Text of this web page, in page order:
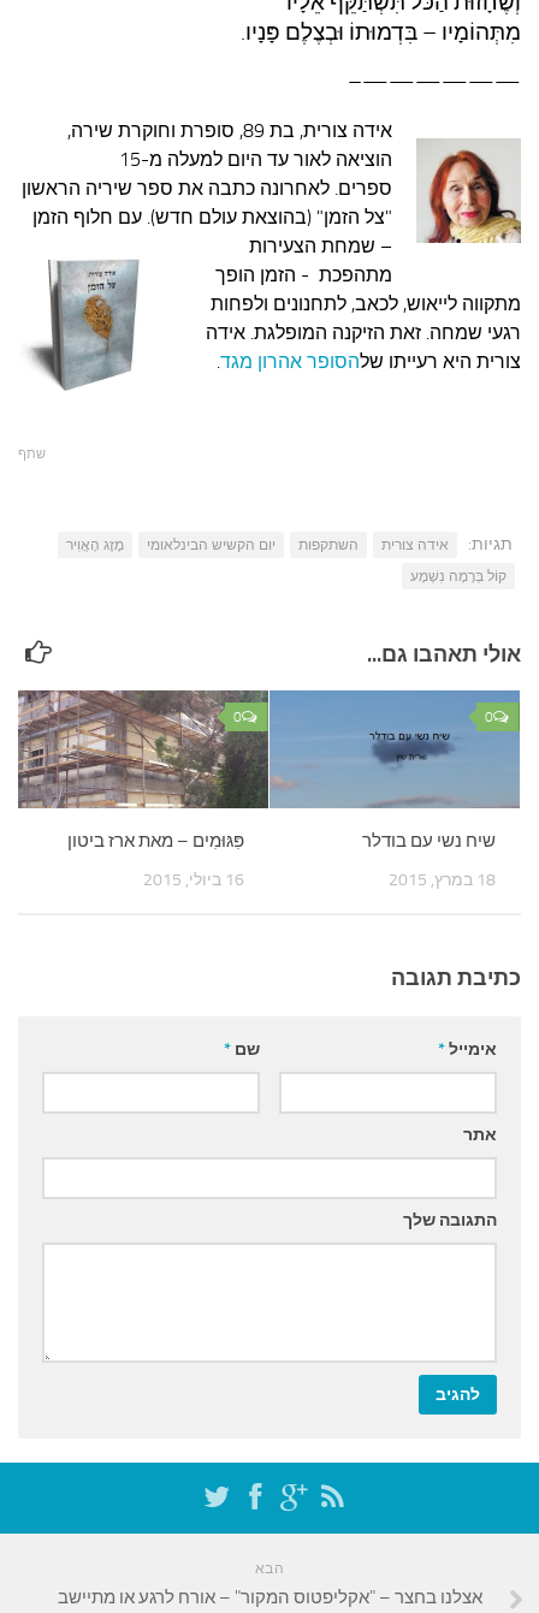
מִתְּהוֹמָיו – בִּדְמוּתוֹ וּבְצֶלֶם פָּנָיו.
——————–
אידה צורית, בת 89,
סופרת וחוקרת שירה,
הוציאה לאור עד היום למעלה מ-15
ספרים. לאחרונה כתבה את ספר שיריה הראשון
"צל הזמן" (בהוצאת עולם חדש). עם חלוף הזמן
– שמחת הצעירות
מתהפכת - הזמן הופך
מתקווה לייאוש, לכאב, לתחנונים ולפחות
רגעי שמחה. זאת הזיקנה המופלגת. אידה
צורית היא רעייתו שלהסופר אהרון מגד.
שתף
תגיות: אידה צורית השתקפות יום הקשיש הבינלאומי
מֶזֶג הָאֲוִיר
קוֹל בְּרָמָה נִשְׁמָע
אולי תאהבו גם...
0
פִּגּוּמִים – מאת ארז ביטון
16 ביולי, 2015
0
שיח נשי עם בודלר
18 במרץ, 2015
כתיבת תגובה
שם * אימייל*
אתר
התגובה שלך
הבא
אצלנו בחצר – "אקליפטוס המקור" – אורח לרגע או מתיישב